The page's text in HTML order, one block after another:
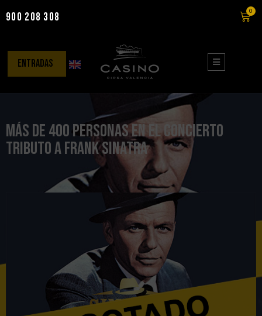
contenido
900 208 308 0
entradas
Más de 400 personas en el concierto
tributo a Frank Sinatra